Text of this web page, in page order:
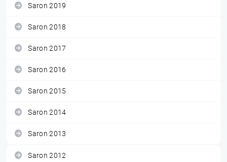
Saron 2019
Saron 2018
Saron 2017
Saron 2016
Saron 2015
Saron 2014
Saron 2013
Saron 2012